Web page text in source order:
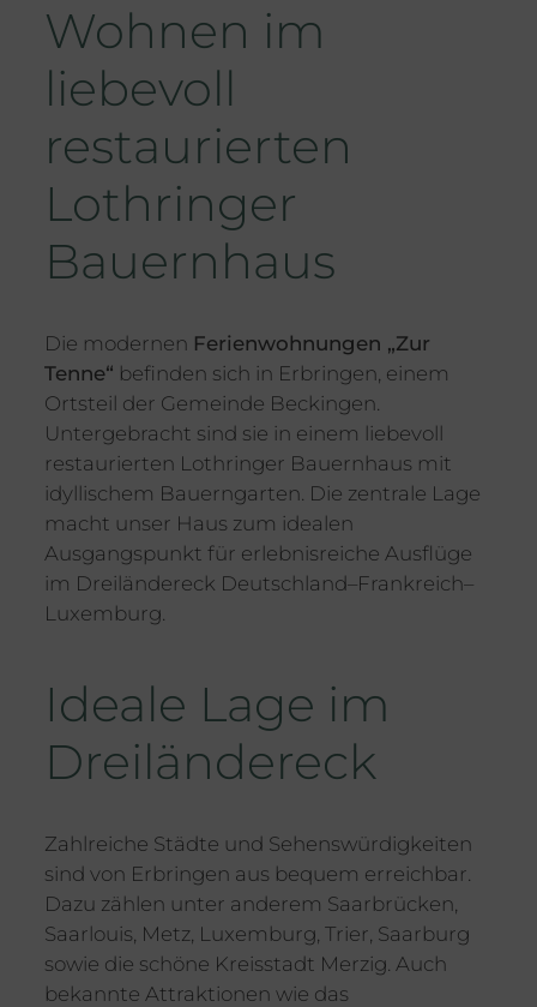
Wohnen im
liebevoll
restaurierten
Lothringer
Bauernhaus
Die modernen Ferienwohnungen „Zur
Tenne“ befinden sich in Erbringen, einem
Ortsteil der Gemeinde Beckingen.
Untergebracht sind sie in einem liebevoll
restaurierten Lothringer Bauernhaus mit
idyllischem Bauerngarten. Die zentrale Lage
macht unser Haus zum idealen
Ausgangspunkt für erlebnisreiche Ausflüge
im Dreiländereck Deutschland–Frankreich–
Luxemburg.
Ideale Lage im
Dreiländereck
Zahlreiche Städte und Sehenswürdigkeiten
sind von Erbringen aus bequem erreichbar.
Dazu zählen unter anderem Saarbrücken,
Saarlouis, Metz, Luxemburg, Trier, Saarburg
sowie die schöne Kreisstadt Merzig. Auch
bekannte Attraktionen wie das